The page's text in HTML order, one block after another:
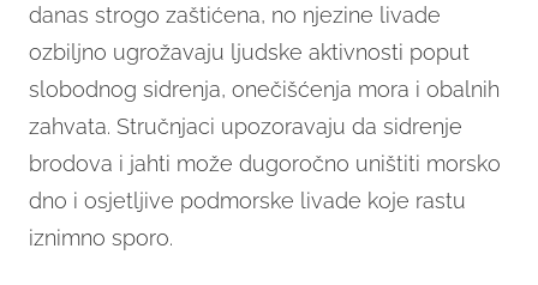
danas strogo zaštićena, no njezine livade
ozbiljno ugrožavaju ljudske aktivnosti poput
slobodnog sidrenja, onečišćenja mora i obalnih
zahvata. Stručnjaci upozoravaju da sidrenje
brodova i jahti može dugoročno uništiti morsko
dno i osjetljive podmorske livade koje rastu
iznimno sporo.